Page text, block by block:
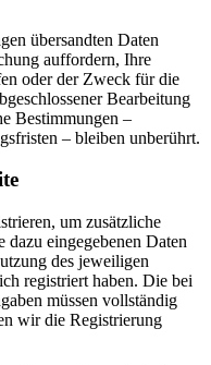
übersandten Daten
auffordern, Ihre
oder der Zweck für die
Bearbeitung
Bestimmungen –
– bleiben unberührt.
um zusätzliche
eingegebenen Daten
des jeweiligen
registriert haben. Die bei
müssen vollständig
wir die Registrierung